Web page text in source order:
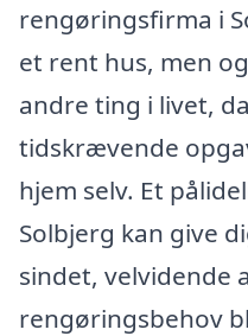
rengøringsfirma i
et rent hus, men
andre ting i livet,
tidskrævende
hjem selv. Et
Solbjerg kan give
sindet, velvidende
rengøringsbehov